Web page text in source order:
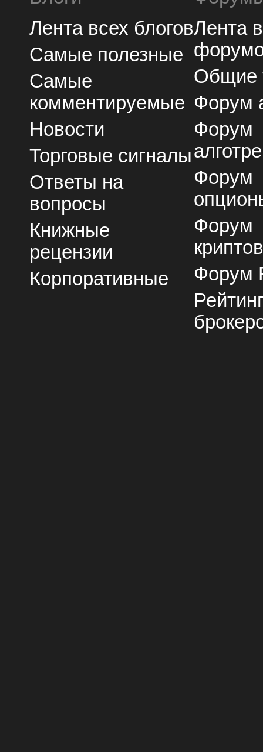
Лента всех блогов
Самые полезные
Самые
комментируемые
Новости
Торговые сигналы
Ответы на
вопросы
Книжные
рецензии
Корпоративные
Лента
Общие
Форум
Форум
Форум
Форум
Форум